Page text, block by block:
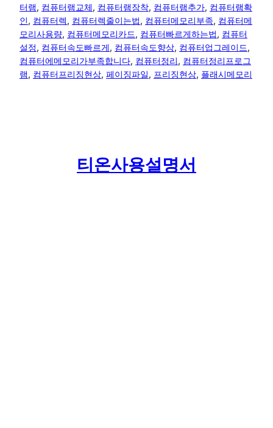
터램, 컴퓨터램교체, 컴퓨터램장착, 컴퓨터램추가, 컴퓨터램확
인, 컴퓨터렉, 컴퓨터렉줄이는법, 컴퓨터메모리부족, 컴퓨터메
모리사용량, 컴퓨터메모리카드, 컴퓨터빠르게하는법, 컴퓨터
설정, 컴퓨터속도빠르게, 컴퓨터속도향상, 컴퓨터업그레이드
컴퓨터에메모리가부족합니다, 컴퓨터정리, 컴퓨터정리프로그
램, 컴퓨터프리징현상, 페이징파일, 프리징현상, 플래시메모리
티온사용설명서